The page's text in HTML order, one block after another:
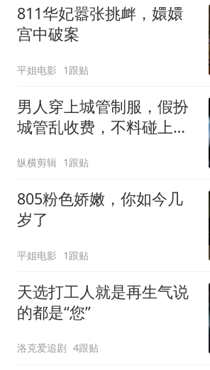
811华妃嚣张挑衅，嬛嬛
宫中破案
平姐电影 1跟贴
男人穿上城管制服，假扮
城管乱收费，不料碰上真
纵横剪辑 1跟贴
805粉色娇嫩，你如今几
岁了
平姐电影 1跟贴
天选打工人就是再生气说
的都是“您”
洛克爱追剧 4跟贴